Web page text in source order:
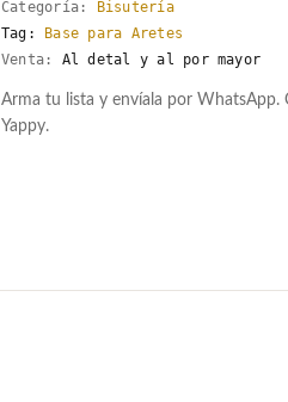
Categoría:
Bisutería
Tag:
Base para Aretes
Venta:
Al detal y al por mayor
Arma tu lista y envíala por WhatsApp.
Yappy.